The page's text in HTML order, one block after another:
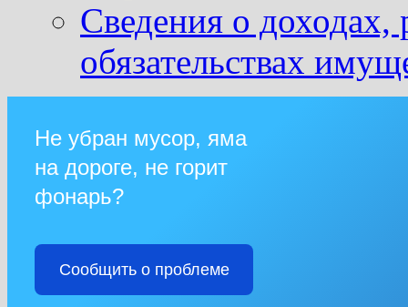
Сведения о доходах,
обязательствах
Не убран мусор, яма
на дороге, не горит
фонарь?
Сообщить о проблеме